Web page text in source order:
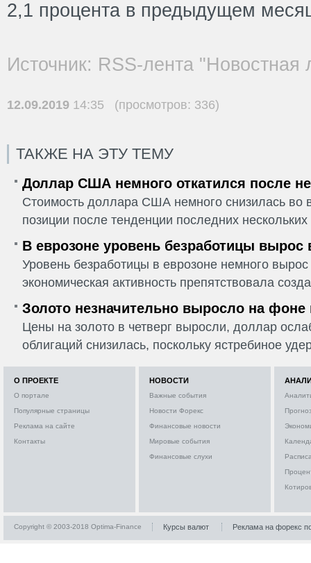
2,1 процента в предыдущем
Источник: RSS-лента "Новостная
12.09.2019 14:35 (просмотров: 336)
ТАКЖЕ НА ЭТУ ТЕМУ
Доллар США немного откатился после
Стоимость доллара США немного снизилась во
позиции после тенденции последних
В еврозоне уровень безработицы вырос
Уровень безработицы в еврозоне немного
экономическая активность препятствовала
Золото незначительно выросло на фоне
Цены на золото в четверг выросли, доллар
облигаций снизилась, поскольку ястребиное
О ПРОЕКТЕ
О портале
Популярные страницы
Реклама на сайте
Контакты
НОВОСТИ
Важные события
Новости Форекс
Финансовые новости
Мировые события
Финансовые слухи
Copyright © 2003-2018 Optima-Finance Курсы валют Реклама на форекс